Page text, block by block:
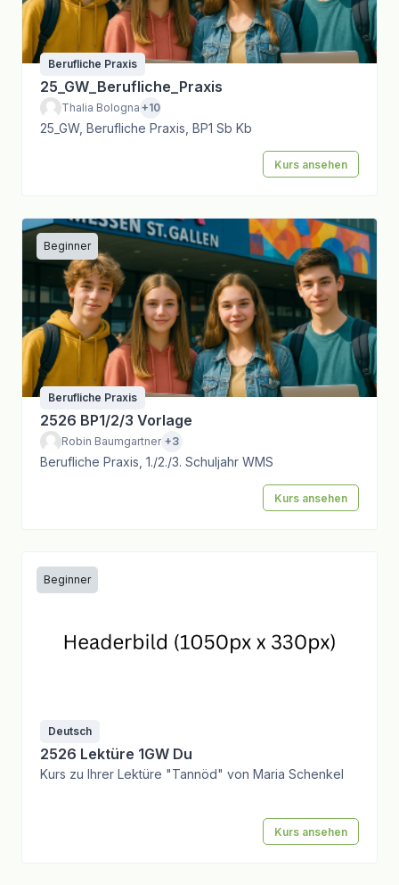
Berufliche Praxis
25_GW_Berufliche_Praxis
Thalia Bologna +10
25_GW, Berufliche Praxis, BP1 Sb Kb
Kurs ansehen
Beginner
Berufliche Praxis
2526 BP1/2/3 Vorlage
Robin Baumgartner +3
Berufliche Praxis, 1./2./3. Schuljahr WMS
Kurs ansehen
Beginner
Deutsch
2526 Lektüre 1GW Du
Kurs zu Ihrer Lektüre "Tannöd" von Maria Schenkel
Kurs ansehen